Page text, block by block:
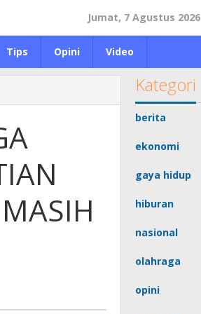
Jumat, 7 Agustus 2026
Tips Opini Video
Kategori
berita
ekonomi
gaya hidup
hiburan
nasional
olahraga
opini